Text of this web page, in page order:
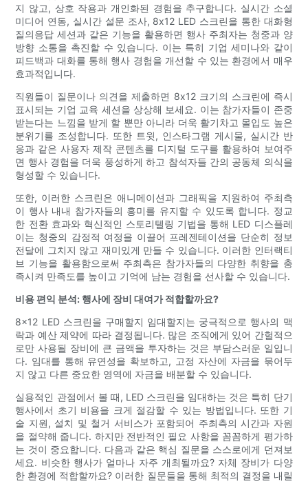
지 않고, 상호 작용과 개인화된 경험을 추구합니다. 실시간 소셜
미디어 연동, 실시간 설문 조사, 8x12 LED 스크린을 통한 대화형
질의응답 세션과 같은 기능을 활용하면 행사 주최자는 청중과 양
방향 소통을 촉진할 수 있습니다. 이는 특히 기업 세미나와 같이
피드백과 대화를 통해 행사 경험을 개선할 수 있는 환경에서 매우
효과적입니다.
직원들이 질문이나 의견을 제출하면 8x12 크기의 스크린에 즉시
표시되는 기업 교육 세션을 상상해 보세요. 이는 참가자들이 존중
받는다는 느낌을 받게 할 뿐만 아니라 더욱 활기차고 몰입도 높은
분위기를 조성합니다. 또한 트윗, 인스타그램 게시물, 실시간 반
응과 같은 사용자 제작 콘텐츠를 디지털 도구를 활용하여 보여주
면 행사 경험을 더욱 풍성하게 하고 참석자들 간의 공동체 의식을
형성할 수 있습니다.
또한, 이러한 스크린은 애니메이션과 그래픽을 지원하여 주최측
이 행사 내내 참가자들의 흥미를 유지할 수 있도록 합니다. 정교
한 전환 효과와 혁신적인 스토리텔링 기법을 통해 LED 디스플레
이는 청중의 감정적 여정을 이끌어 프레젠테이션을 단순히 정보
전달에 그치지 않고 재미있게 만들 수 있습니다. 이러한 인터랙티
브 기능을 활용함으로써 주최측은 참가자들의 다양한 취향을 충
족시켜 만족도를 높이고 기억에 남는 경험을 선사할 수 있습니다.
비용 편익 분석: 행사에 장비 대여가 적합할까요?
8x12 LED 스크린을 구매할지 임대할지는 궁극적으로 행사의 맥
락과 예산 제약에 따라 결정됩니다. 많은 조직에게 있어 간헐적으
로만 사용될 장비에 큰 금액을 투자하는 것은 부담스러운 일입니
다. 임대를 통해 유연성을 확보하고, 고정 자산에 자금을 묶어두
지 않고 다른 중요한 영역에 자금을 배분할 수 있습니다.
실용적인 관점에서 볼 때, LED 스크린을 임대하는 것은 특히 단기
행사에서 초기 비용을 크게 절감할 수 있는 방법입니다. 또한 기
술 지원, 설치 및 철거 서비스가 포함되어 주최측의 시간과 자원
을 절약해 줍니다. 하지만 전반적인 필요 사항을 꼼꼼하게 평가하
는 것이 중요합니다. 다음과 같은 핵심 질문을 스스로에게 던져보
세요. 비슷한 행사가 얼마나 자주 개최될까요? 자체 장비가 다양
한 환경에 적합할까요? 이러한 질문들을 통해 최적의 결정을 내릴